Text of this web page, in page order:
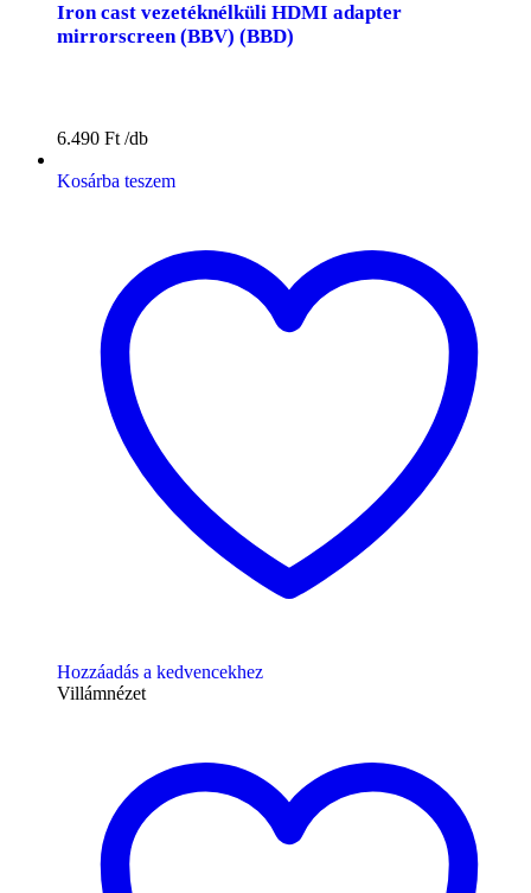
Iron cast vezetéknélküli HDMI adapter
mirrorscreen (BBV) (BBD)
6.490 Ft
Kosárba teszem
Hozzáadás a kedvencekhez
Villámnézet